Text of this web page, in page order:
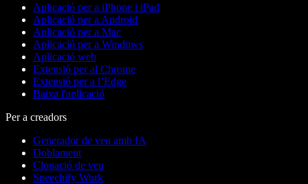
Aplicació per a iPhone i iPad
Aplicació per a Android
Aplicació per a Mac
Aplicació per a Windows
Aplicació web
Extensió per al Chrome
Extensió per a l’Edge
Baixa l'aplicació
Per a creadors
Generador de veu amb IA
Doblament
Clonació de veu
Speechify Work